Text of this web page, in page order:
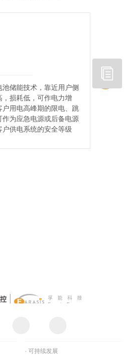
储能技术，靠近用户侧
，损耗低，可作电力增
户用电高峰期的限电、跳
作为应急电源或后备电源
户供电系统的安全等级
经济
超长循
· 可持续发展